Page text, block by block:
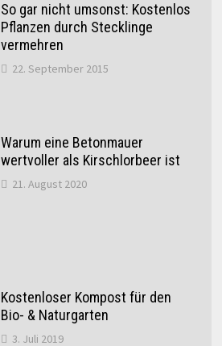
So gar nicht umsonst: Kostenlos
Pflanzen durch Stecklinge
vermehren
22. September 2015
Warum eine Betonmauer
wertvoller als Kirschlorbeer ist
21. August 2020
Kostenloser Kompost für den
Bio- & Naturgarten
3. Juli 2019